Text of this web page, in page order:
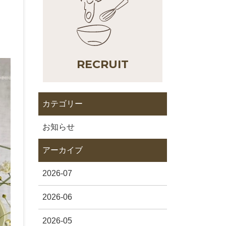
RECRUIT
カテゴリー
お知らせ
アーカイブ
2026-07
2026-06
2026-05